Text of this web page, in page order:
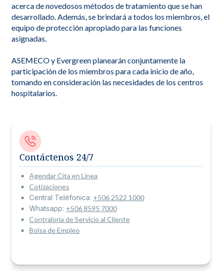
acerca de novedosos métodos de tratamiento que se han
desarrollado. Además, se brindará a todos los miembros, el
equipo de protección apropiado para las funciones
asignadas.
ASEMECO y Evergreen planearán conjuntamente la
participación de los miembros para cada inicio de año,
tomando en consideración las necesidades de los centros
hospitalarios.
Contáctenos 24/7
Agendar Cita en Línea
Cotizaciones
Central Teléfonica: +506 2522 1000
Whatsapp: +506 8595 7000
Contraloría de Servicio al Cliente
Bolsa de Empleo